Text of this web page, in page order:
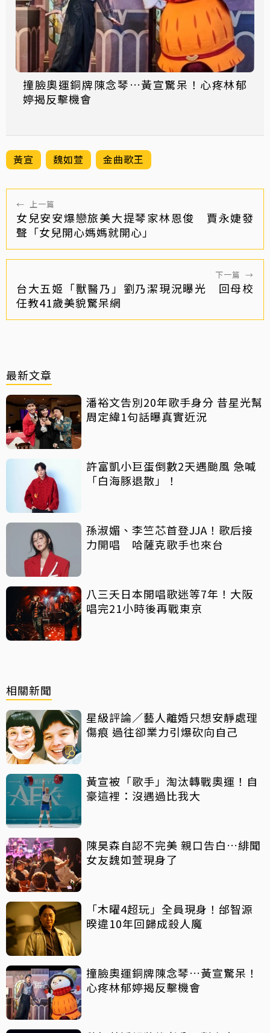
撞臉奧運銅牌陳念琴…黃宣驚呆！心疼林郁
婷揭反擊機會
黃宣 魏如萱 金曲歌王
← 上一篇
女兒安安爆戀旅美大提琴家林恩俊 賈永婕發
聲「女兒開心媽媽就開心」
下一篇 →
台大五姬「獸醫乃」劉乃潔現況曝光 回母校
任教41歲美貌驚呆網
最新文章
潘裕文告別20年歌手身分 昔星光幫
周定緯1句話曝真實近況
許富凱小巨蛋倒數2天遇颱風 急喊
「白海豚退散」！
孫淑媚、李竺芯首登JJA！歌后接
力開唱 哈薩克歌手也來台
八三夭日本開唱歌迷等7年！大阪
唱完21小時後再戰東京
相關新聞
星級評論／藝人離婚只想安靜處理
傷痕 過往卻業力引爆砍向自己
黃宣被「歌手」淘汰轉戰奧運！自
豪這裡：沒遇過比我大
陳昊森自認不完美 親口告白…緋聞
女友魏如萱現身了
「木曜4超玩」全員現身！邰智源
暌違10年回歸成殺人魔
撞臉奧運銅牌陳念琴…黃宣驚呆！
心疼林郁婷揭反擊機會